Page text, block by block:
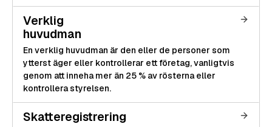
Verklig
huvudman
En verklig huvudman är den eller de personer som
ytterst äger eller kontrollerar ett företag, vanligtvis
genom att inneha mer än 25 % av rösterna eller
kontrollera styrelsen.
Skatteregistrering